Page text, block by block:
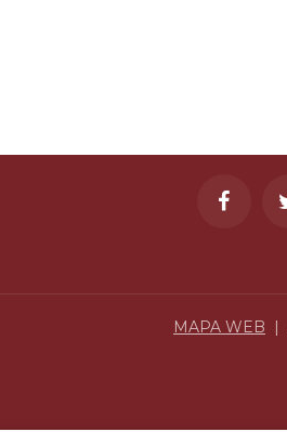
MAPA WEB |